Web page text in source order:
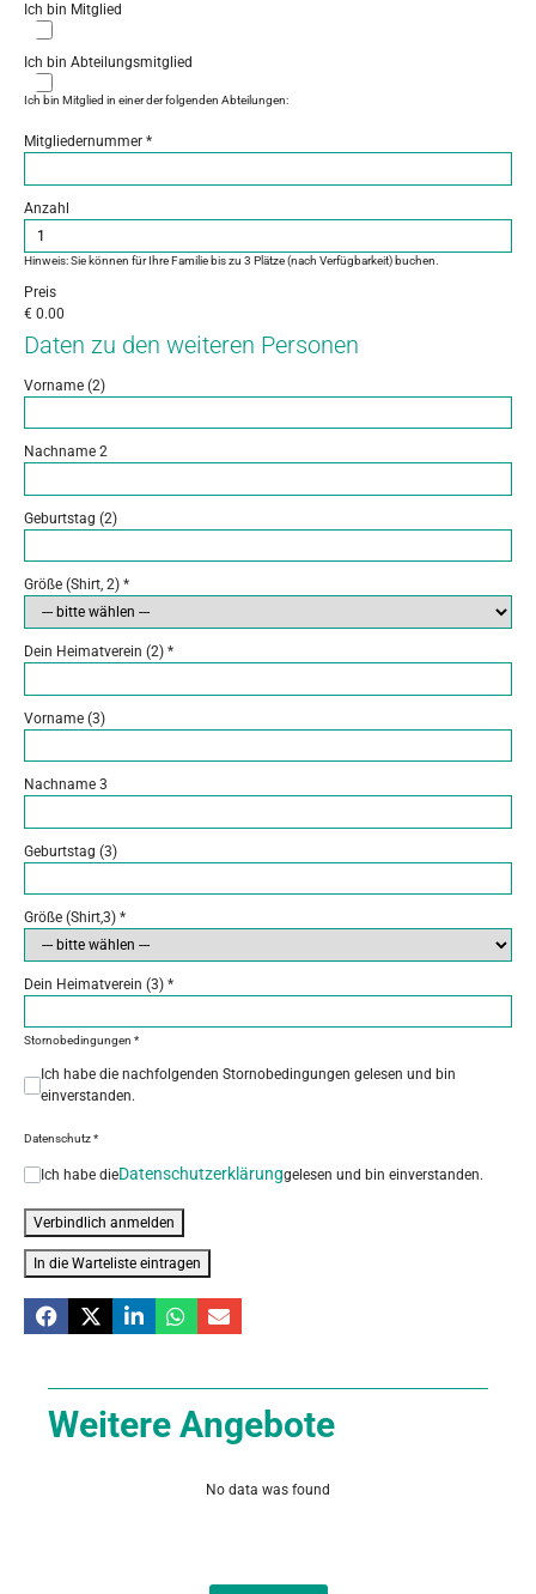
Ich bin Mitglied
Ich bin Abteilungsmitglied
Ich bin Mitglied in einer der folgenden Abteilungen:
Mitgliedernummer *
Anzahl
Hinweis: Sie können für Ihre Familie bis zu 3 Plätze (nach Verfügbarkeit) buchen.
Preis
€ 0.00
Daten zu den weiteren Personen
Vorname (2)
Nachname 2
Geburtstag (2)
Größe (Shirt, 2) *
Dein Heimatverein (2) *
Vorname (3)
Nachname 3
Geburtstag (3)
Größe (Shirt,3) *
Dein Heimatverein (3) *
Stornobedingungen *
Ich habe die nachfolgenden Stornobedingungen gelesen und bin
einverstanden.
Datenschutz*
Ich habe dieDatenschutzerklärunggelesen und bin einverstanden.
Verbindlich anmelden
In die Warteliste eintragen
Weitere Angebote
No data was found